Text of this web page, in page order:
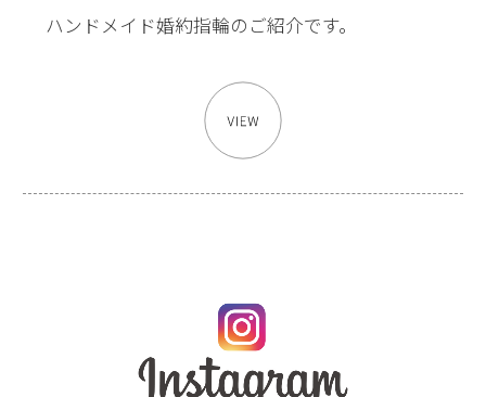
ハンドメイド婚約指輪のご紹介です。